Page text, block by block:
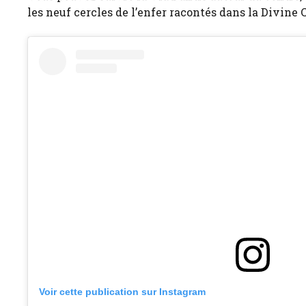
les neuf cercles de l’enfer racontés dans la Divine
Voir cette publication sur Instagram